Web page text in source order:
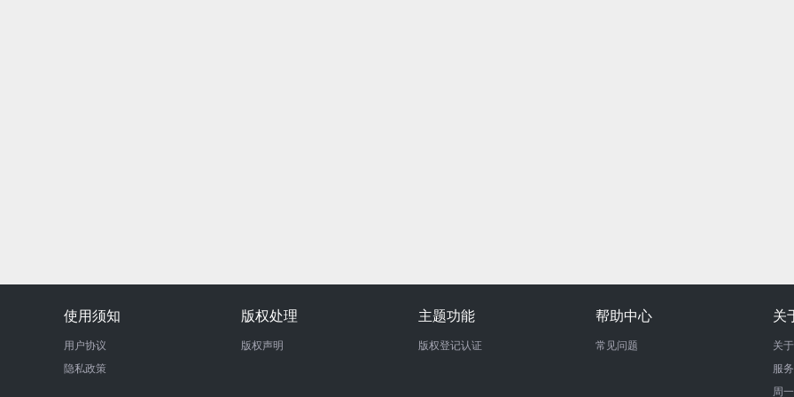
使用须知
用户协议
隐私政策
版权处理
版权声明
主题功能
版权登记认证
帮助中心
常见问题
关
关
服
周